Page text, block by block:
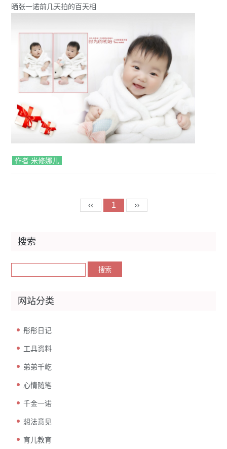
晒张一诺前几天拍的百天相
作者:米修娜儿
‹‹ 1 ››
搜索
网站分类
彤彤日记
工具资料
弟弟千屹
心情随笔
千金一诺
想法意见
育儿教育